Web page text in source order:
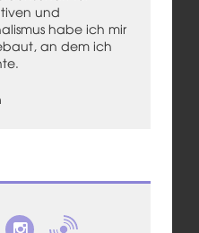
und
habe ich mir
an dem ich